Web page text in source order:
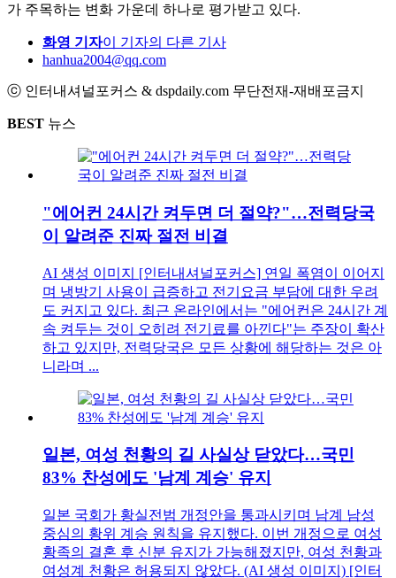
가 주목하는 변화 가운데 하나로 평가받고 있다.
화영 기자이 기자의 다른 기사
hanhua2004@qq.com
ⓒ 인터내셔널포커스 & dspdaily.com 무단전재-재배포금지
BEST 뉴스
"에어컨 24시간 켜두면 더 절약?"…전력당국
이 알려준 진짜 절전 비결
AI 생성 이미지 [인터내셔널포커스] 연일 폭염이 이어지
며 냉방기 사용이 급증하고 전기요금 부담에 대한 우려
도 커지고 있다. 최근 온라인에서는 "에어컨은 24시간 계
속 켜두는 것이 오히려 전기료를 아낀다"는 주장이 확산
하고 있지만, 전력당국은 모든 상황에 해당하는 것은 아
니라며 ...
일본, 여성 천황의 길 사실상 닫았다…국민
83% 찬성에도 '남계 계승' 유지
일본 국회가 황실전범 개정안을 통과시키며 남계 남성
중심의 황위 계승 원칙을 유지했다. 이번 개정으로 여성
황족의 결혼 후 신분 유지가 가능해졌지만, 여성 천황과
여성계 천황은 허용되지 않았다. (AI 생성 이미지) [인터